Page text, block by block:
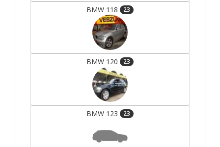
BMW 118 23
BMW 120 23
BMW 123 23